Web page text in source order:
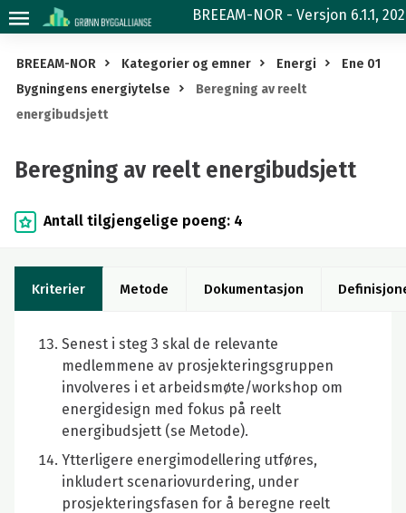
Beregning
av
reelt
energibudsjett
BREEAM-NOR - Versjon 6.1.1,
BREEAM-NOR Kategorier og emner Energi
Ene 01
Bygningens energiytelse
Beregning av reelt
energibudsjett
Beregning av reelt energibudsjett
Antall tilgjengelige poeng: 4
Kriterier Metode Dokumentasjon
Senest i steg 3 skal de relevante
medlemmene av prosjekteringsgruppen
involveres i et arbeidsmøte/workshop om
energidesign med fokus på reelt
energibudsjett (se Metode).
Ytterligere energimodellering utføres,
inkludert scenariovurdering, under
prosjekteringsfasen for å beregne reelt